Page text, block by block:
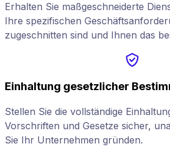
Erhalten Sie maßgeschneiderte
Ihre spezifischen
zugeschnitten sind und Ihnen das
Einhaltung gesetzlicher
Stellen Sie die vollständige
Vorschriften und Gesetze sicher,
Sie Ihr Unternehmen gründen.